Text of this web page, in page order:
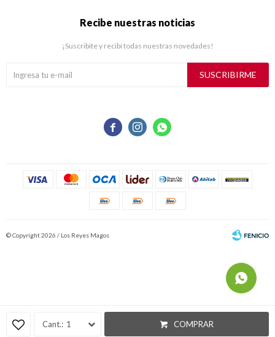
1 COMPRAR
  
Recibe nuestras noticias
¡Suscribite y recibí todas nuestras novedades!
SUSCRIBIRME
© Copyright 2026 / Los Reyes Magos